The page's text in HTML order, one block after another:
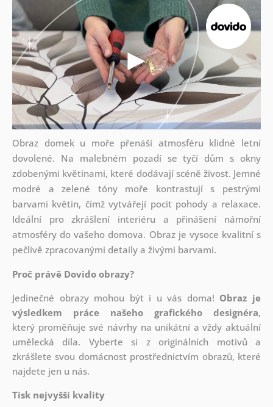
Obraz domek u moře přenáší atmosféru klidné letní
dovolené. Na malebném pozadí se tyčí dům s okny
zdobenými květinami, které dodávají scéně živost. Jemné
modré a zelené tóny moře kontrastují s pestrými
barvami květin, čímž vytvářejí pocit pohody a relaxace.
Ideální pro zkrášlení interiéru a přinášení námořní
atmosféry do vašeho domova. Obraz je vysoce kvalitní s
pečlivě zpracovanými detaily a živými barvami.
Proč právě Dovido obrazy?
Jedinečné obrazy mohou být i u vás doma! Obraz je
výsledkem práce našeho grafického designéra,
který proměňuje své návrhy na unikátní a vždy aktuální
umělecká díla. Vyberte si z originálních motivů a
zkrášlete svou domácnost prostřednictvím obrazů, které
najdete jen u nás.
Tisk nejvyšší kvality